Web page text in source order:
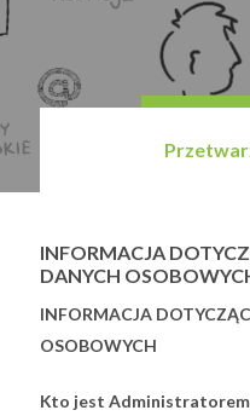
INFORMACJA
DANYCH
INFORMACJA
OSOBOWYCH
Kto jest Administratorem